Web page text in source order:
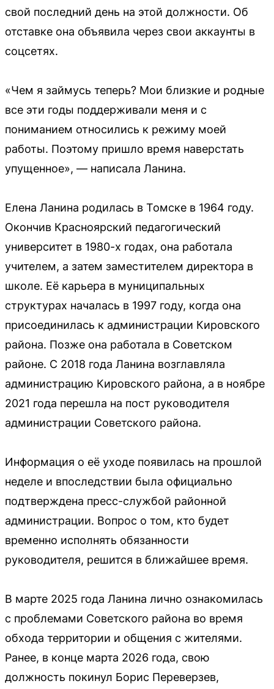
свой последний день на этой должности. Об
отставке она объявила через свои аккаунты в
соцсетях.
«Чем я займусь теперь? Мои близкие и родные
все эти годы поддерживали меня и с
пониманием относились к режиму моей
работы. Поэтому пришло время наверстать
упущенное», — написала Ланина.
Елена Ланина родилась в Томске в 1964 году.
Окончив Красноярский педагогический
университет в 1980-х годах, она работала
учителем, а затем заместителем директора в
школе. Её карьера в муниципальных
структурах началась в 1997 году, когда она
присоединилась к администрации Кировского
района. Позже она работала в Советском
районе. С 2018 года Ланина возглавляла
администрацию Кировского района, а в ноябре
2021 года перешла на пост руководителя
администрации Советского района.
Информация о её уходе появилась на прошлой
неделе и впоследствии была официально
подтверждена пресс-службой районной
администрации. Вопрос о том, кто будет
временно исполнять обязанности
руководителя, решится в ближайшее время.
В марте 2025 года Ланина лично ознакомилась
с проблемами Советского района во время
обхода территории и общения с жителями.
Ранее, в конце марта 2026 года, свою
должность покинул Борис Переверзев,